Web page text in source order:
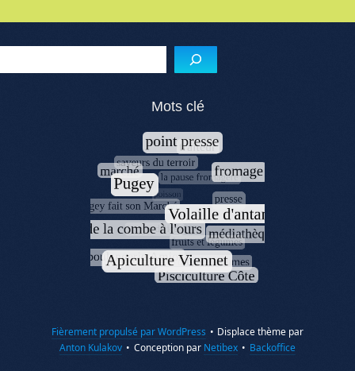
Menu de l'article
Mots clé
Fièrement propulsé par WordPress • Displace thème par
Anton Kulakov • Conception par Netibex • Backoffice